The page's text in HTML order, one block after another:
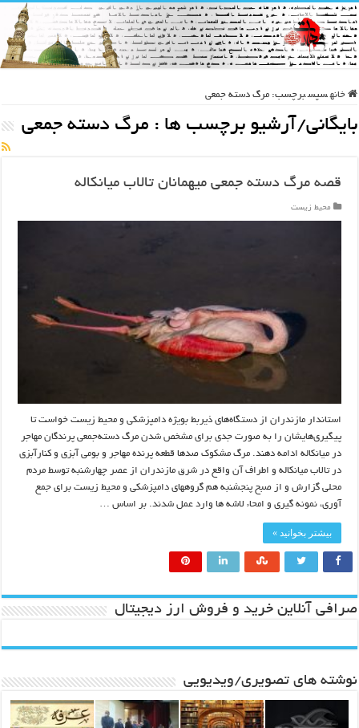
خانه سپس برچسب: مرگ دسته جمعی
بایگانی/آرشیو برچسب ها : مرگ دسته جمعی
قصه مرگ دسته جمعی میهمانان تالاب میانکاله
محیط زیست
استاندار مازندران از دستگاه‌های ذیربط بویژه دامپزشکی و محیط زیست خواست تا
پیگیری‌هایشان را به صورت جدی برای مشخص شدن مرگ دسته‌جمعی پرندگان مهاجر
در میانکاله ادامه دهند. مرگ مشکوک صدها قطعه پرنده مهاجر و بومی آبزی و کنارآبزی
در تالاب میانکاله و اطراف آن واقع در شرق مازندران از عصر چهارشنبه توسط مردم
محلی گزارش و از صبح پنجشنبه هم گروههای دامپزشکی و محیط زیست برای جمع
آوری، نمونه گیری و امحاء لاشه ها وارد عمل شدند. بر اساس …
بیشتر بخوانید »
صرافی آنلاین خرید و فروش ارز دیجیتال
نوشته های تصویری/ویدیویی